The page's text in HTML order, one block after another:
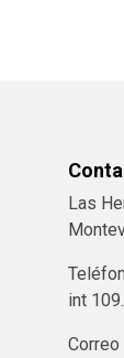
Las
int 109.